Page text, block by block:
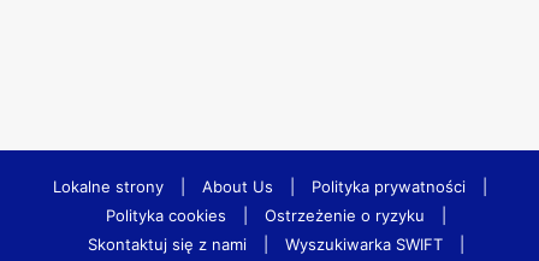
Lokalne strony About Us Polityka prywatności
Polityka cookies
Ostrzeżenie o ryzyku
Skontaktuj się z nami
Wyszukiwarka SWIFT